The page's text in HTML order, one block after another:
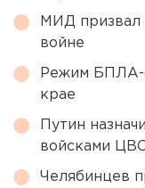
МИД призвал
войне
Режим БПЛА-
крае
Путин
войсками
Челябинцев